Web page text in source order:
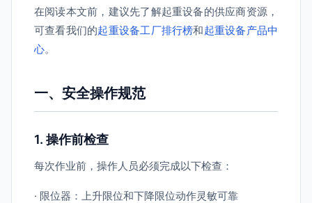
在阅读本文前，建议先了解起重设备的供应商资源，
可查看我们的起重设备工厂排行榜和起重设备产品中
心。
一、安全操作规范
1. 操作前检查
每次作业前，操作人员必须完成以下检查：
· 限位器：上升限位和下降限位动作灵敏可靠